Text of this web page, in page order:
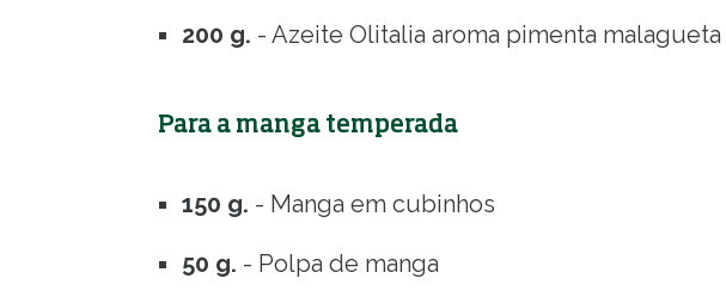
200 g. - Azeite Olitalia aroma pimenta malagueta
Para a manga temperada
150 g. - Manga em cubinhos
50 g. - Polpa de manga